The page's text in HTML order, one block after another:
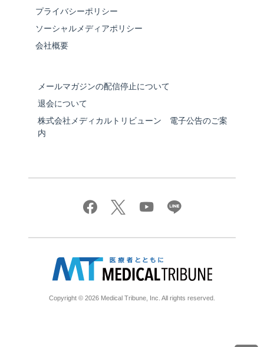
プライバシーポリシー
ソーシャルメディアポリシー
会社概要
メールマガジンの配信停止について
退会について
株式会社メディカルトリビューン 電子公告のご案
内
Copyright © 2026 Medical Tribune, Inc. All rights reserved.